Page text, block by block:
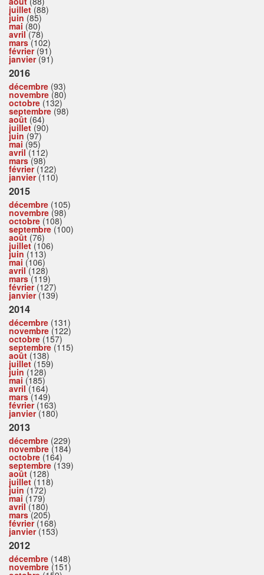
juillet(88)
juin (85)
mai (80)
avril(78)
mars(102)
février(91)
janvier(91)
2016
décembre (93)
novembre (80)
octobre (132)
septembre (98)
août (64)
juillet(90)
juin (97)
mai (95)
avril(112)
mars(98)
février(122)
janvier(110)
2015
décembre (105)
novembre (98)
octobre (108)
septembre (100)
août (76)
juillet(106)
juin (113)
mai (106)
avril(128)
mars(119)
février(127)
janvier(139)
2014
décembre (131)
novembre (122)
octobre (157)
septembre (115)
août (138)
juillet(159)
juin (128)
mai (185)
avril(164)
mars(149)
février(163)
janvier(180)
2013
décembre (229)
novembre (184)
octobre (164)
septembre (139)
août (128)
juillet(118)
juin (172)
mai (179)
avril(180)
mars(205)
février(168)
janvier(153)
2012
décembre (148)
novembre (151)